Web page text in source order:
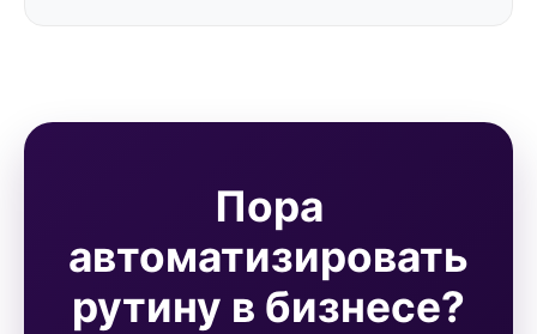
Пора
автоматизировать
рутину в бизнесе?